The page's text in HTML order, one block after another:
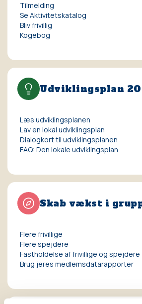
Tilmelding
Se Aktivitetskatalog
Bliv frivillig
Kogebog
Udviklingsplan
Læs udviklingsplanen
Lav en lokal udviklingsplan
Dialogkort til udviklingsplanen
FAQ: Den lokale udviklingsplan
Skab vækst i
Flere frivillige
Flere spejdere
Fastholdelse af frivillige og spejdere
Brug jeres medlemsdatarapporter